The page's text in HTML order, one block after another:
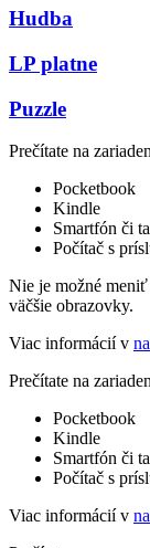
Hudba
LP platne
Puzzle
Prečítate na
Pocketbook
Kindle
Smartfón či
Počítač s
Nie je možné
väčšie obrazovky.
Viac informácií v
Prečítate na
Pocketbook
Kindle
Smartfón či
Počítač s
Viac informácií v